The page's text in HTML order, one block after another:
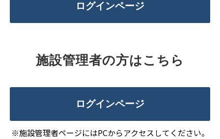
ブランドへの想い
ログインページ
施設管理者の方はこちら
ログインページ
※施設管理者ページにはPCからアクセスしてください。